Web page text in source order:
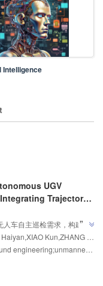
UGV
Trajectory-
Obstacle
Rock-mass
for Deep
人车自主巡检需求，构建了
道自主导航与掌子面信息采
Rock围岩等级智能判识
快速判识及现场辅助决策问
”
prediction;Dynamic obstacle avoidance;intelligent rock-mass grade classification